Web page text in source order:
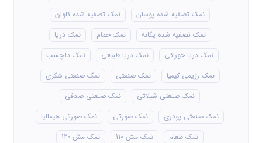
نمک تصفیه شده پوسان
نمک تصفیه شده کلوان
نمک تصفیه شده یگانه
نمک حمام
نمک دریا
نمک دریا خوراکی
نمک دریا طبیعی
نمک دلچسب
نمک رژیمی کیمیا
نمک صنعتی
نمک صنعتی شکری
نمک صنعتی شیلاتی
نمک صنعتی صدفی
نمک صنعتی پودری
نمک صورتی
نمک صورتی هیمالیا
نمک طعام
نمک مش 110
نمک مش 120